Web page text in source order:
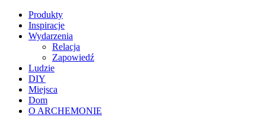
Produkty
Inspiracje
Wydarzenia
Relacja
Zapowiedź
Ludzie
DIY
Miejsca
Dom
O ARCHEMONIE